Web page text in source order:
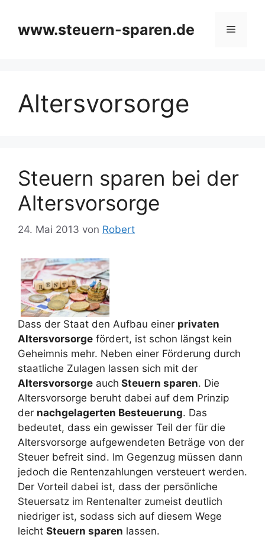
springen
www.steuern-sparen.de Menü
Altersvorsorge
Steuern sparen bei der
Altersvorsorge
24. Mai 2013 von Robert
Dass der Staat den Aufbau einer privaten
Altersvorsorge fördert, ist schon längst kein
Geheimnis mehr. Neben einer Förderung durch
staatliche Zulagen lassen sich mit der
Altersvorsorge auch Steuern sparen. Die
Altersvorsorge beruht dabei auf dem Prinzip
der nachgelagerten Besteuerung. Das
bedeutet, dass ein gewisser Teil der für die
Altersvorsorge aufgewendeten Beträge von der
Steuer befreit sind. Im Gegenzug müssen dann
jedoch die Rentenzahlungen versteuert werden.
Der Vorteil dabei ist, dass der persönliche
Steuersatz im Rentenalter zumeist deutlich
niedriger ist, sodass sich auf diesem Wege
leicht Steuern sparen lassen.